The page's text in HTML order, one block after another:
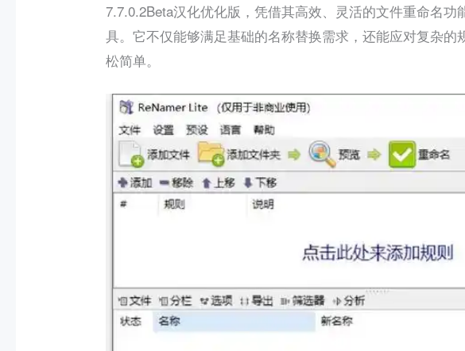
7.7.0.2Beta汉化优化版，凭借其高效、灵活的文件重命名功
具。它不仅能够满足基础的名称替换需求，还能应对复杂的
松简单。